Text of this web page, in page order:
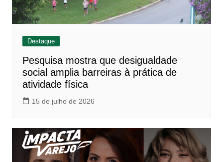
Destaque
Pesquisa mostra que desigualdade
social amplia barreiras à prática de
atividade física
15 de julho de 2026